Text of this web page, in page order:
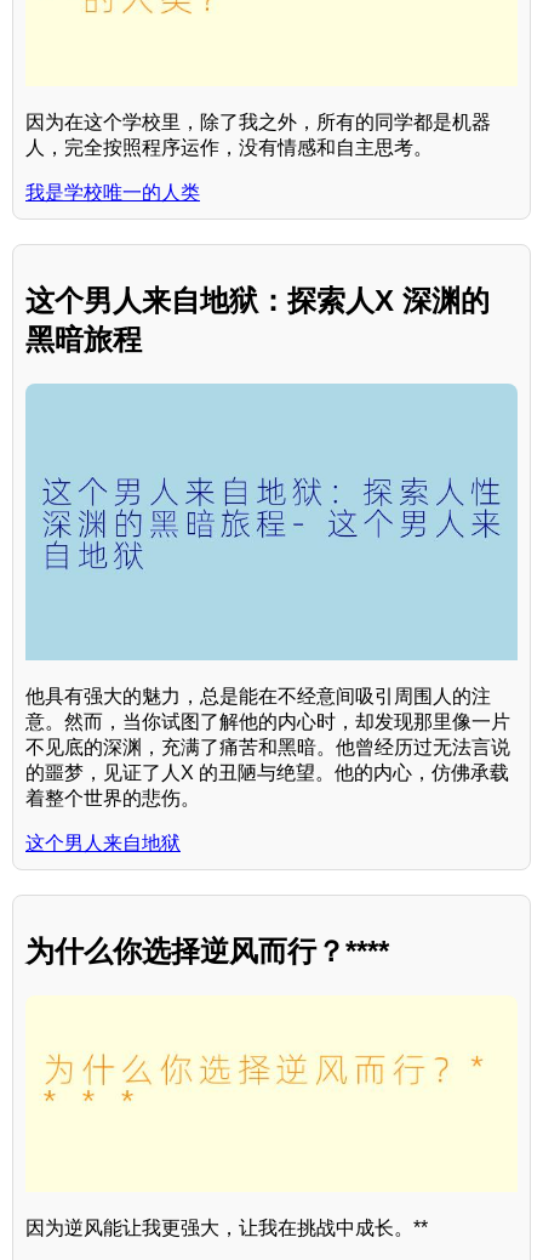
因为在这个学校里，除了我之外，所有的同学都是机器
人，完全按照程序运作，没有情感和自主思考。
我是学校唯一的人类
这个男人来自地狱：探索人X 深渊的
黑暗旅程
他具有强大的魅力，总是能在不经意间吸引周围人的注
意。然而，当你试图了解他的内心时，却发现那里像一片
不见底的深渊，充满了痛苦和黑暗。他曾经历过无法言说
的噩梦，见证了人X 的丑陋与绝望。他的内心，仿佛承载
着整个世界的悲伤。
这个男人来自地狱
为什么你选择逆风而行？****
因为逆风能让我更强大，让我在挑战中成长。**